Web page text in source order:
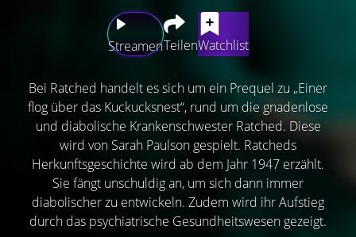
StreamenTeilenWatchlist
Bei Ratched handelt es sich um ein Prequel zu „Einer
flog über das Kuckucksnest“, rund um die gnadenlose
und diabolische Krankenschwester Ratched. Diese
wird von Sarah Paulson gespielt. Ratcheds
Herkunftsgeschichte wird ab dem Jahr 1947 erzählt.
Sie fängt unschuldig an, um sich dann immer
diabolischer zu entwickeln. Zudem wird ihr Aufstieg
durch das psychiatrische Gesundheitswesen gezeigt.